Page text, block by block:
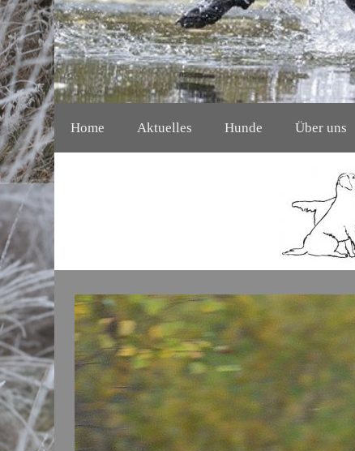
Home Aktuelles Hunde Über uns